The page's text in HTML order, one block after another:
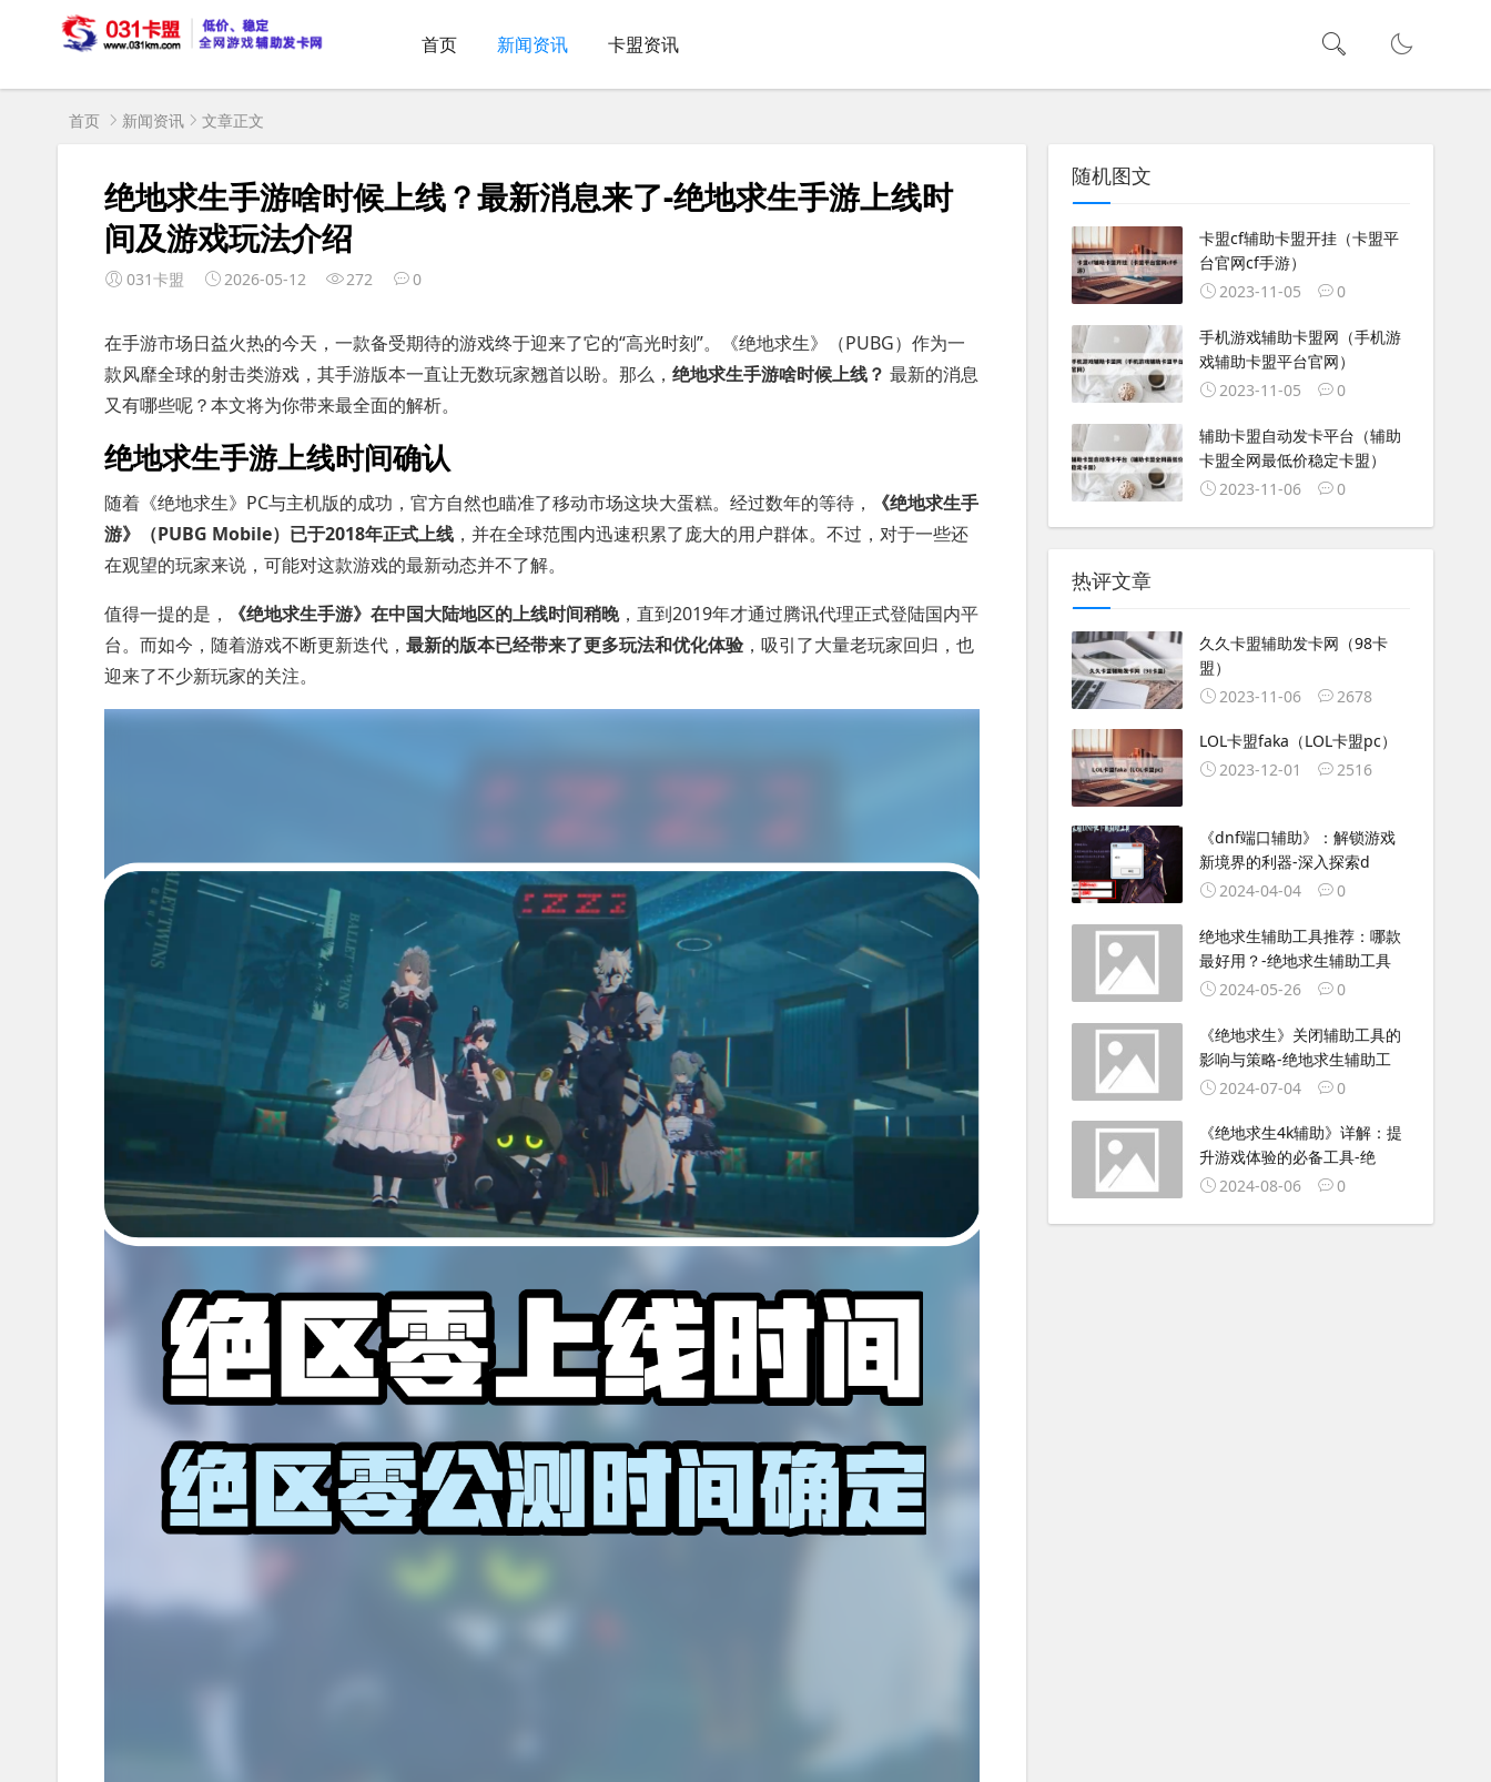
首页 新闻资讯 卡盟资讯
首页 新闻资讯 文章正文
绝地求生手游啥时候上线？最新消息来了-绝地求生手游上线时
间及游戏玩法介绍
031卡盟 2026-05-12 272 0
在手游市场日益火热的今天，一款备受期待的游戏终于迎来了它的“高光时刻”。《绝地求生》（PUBG）作为一
款风靡全球的射击类游戏，其手游版本一直让无数玩家翘首以盼。那么， 绝地求生手游啥时候上线？ 最新的消息
又有哪些呢？本文将为你带来最全面的解析。
绝地求生手游上线时间确认
随着《绝地求生》PC与主机版的成功，官方自然也瞄准了移动市场这块大蛋糕。经过数年的等待，
《绝地求生手
游》（PUBG Mobile）已于2018年正式上线 ，并在全球范围内迅速积累了庞大的用户群体。不过，对于一些还
在观望的玩家来说，可能对这款游戏的最新动态并不了解。
值得一提的是，
《绝地求生手游》在中国大陆地区的上线时间稍晚，直到2019年才通过腾讯代理正式登陆国内平
台。而如今，随着游戏不断更新迭代， 最新的版本已经带来了更多玩法和优化体验 ，吸引了大量老玩家回归，也
迎来了不少新玩家的关注。
随机图文
卡盟cf辅助卡盟开挂（卡盟平
台官网cf手游）
2023-11-05
0
手机游戏辅助卡盟网（手机游
戏辅助卡盟平台官网）
2023-11-05
0
辅助卡盟自动发卡平台（辅助
卡盟全网最低价稳定卡盟）
2023-11-06
0
热评文章
久久卡盟辅助发卡网（98卡
盟）
2023-11-06
2678
LOL卡盟faka（LOL卡盟pc）
2023-12-01
2516
《dnf端口辅助》：解锁游戏
新境界的利器-深入探索d
2024-04-04
0
绝地求生辅助工具推荐：哪款
最好用？-绝地求生辅助工具
2024-05-26
0
《绝地求生》关闭辅助工具的
影响与策略-绝地求生辅助工
2024-07-04
0
《绝地求生4k辅助》详解：提
升游戏体验的必备工具-绝
2024-08-06
0